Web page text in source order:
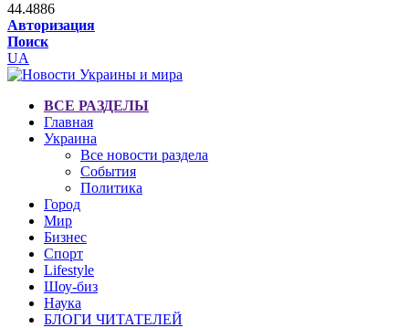
44.4886
Авторизация
Поиск
UA
ВСЕ РАЗДЕЛЫ
Главная
Украина
Все новости раздела
События
Политика
Город
Мир
Бизнес
Спорт
Lifestyle
Шоу-биз
Наука
БЛОГИ ЧИТАТЕЛЕЙ